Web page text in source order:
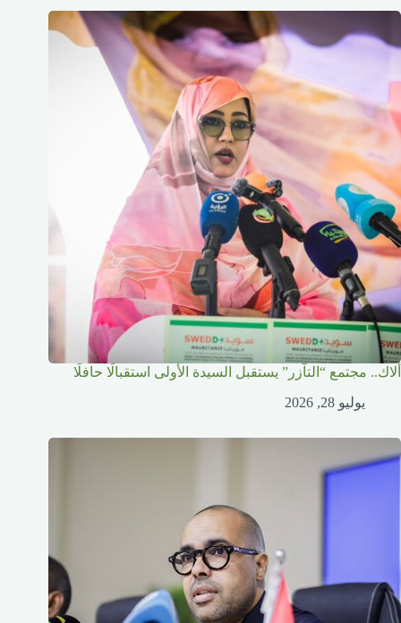
ألاك.. مجتمع “التآزر” يستقبل السيدة الأولى استقبالًا حافلًا
يوليو 28, 2026